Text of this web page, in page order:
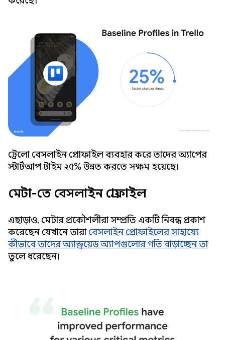
ট্রেলো বেসলাইন প্রোফাইল ব্যবহার করে তাদের অ্যাপের
স্টার্টআপ টাইম ২৫% উন্নত করতে সক্ষম হয়েছে।
মেটা-তে বেসলাইন প্রোফাইল
এছাড়াও, মেটার প্রকৌশলীরা সম্প্রতি একটি নিবন্ধ প্রকাশ
করেছেন যেখানে তারাবেসলাইন প্রোফাইলের সাহায্যে
কীভাবে তাদের অ্যান্ড্রয়েড অ্যাপগুলোর গতি বাড়াচ্ছেন তা
তুলে ধরেছেন।